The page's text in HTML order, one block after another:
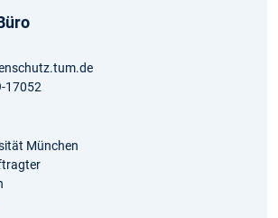
17052
München